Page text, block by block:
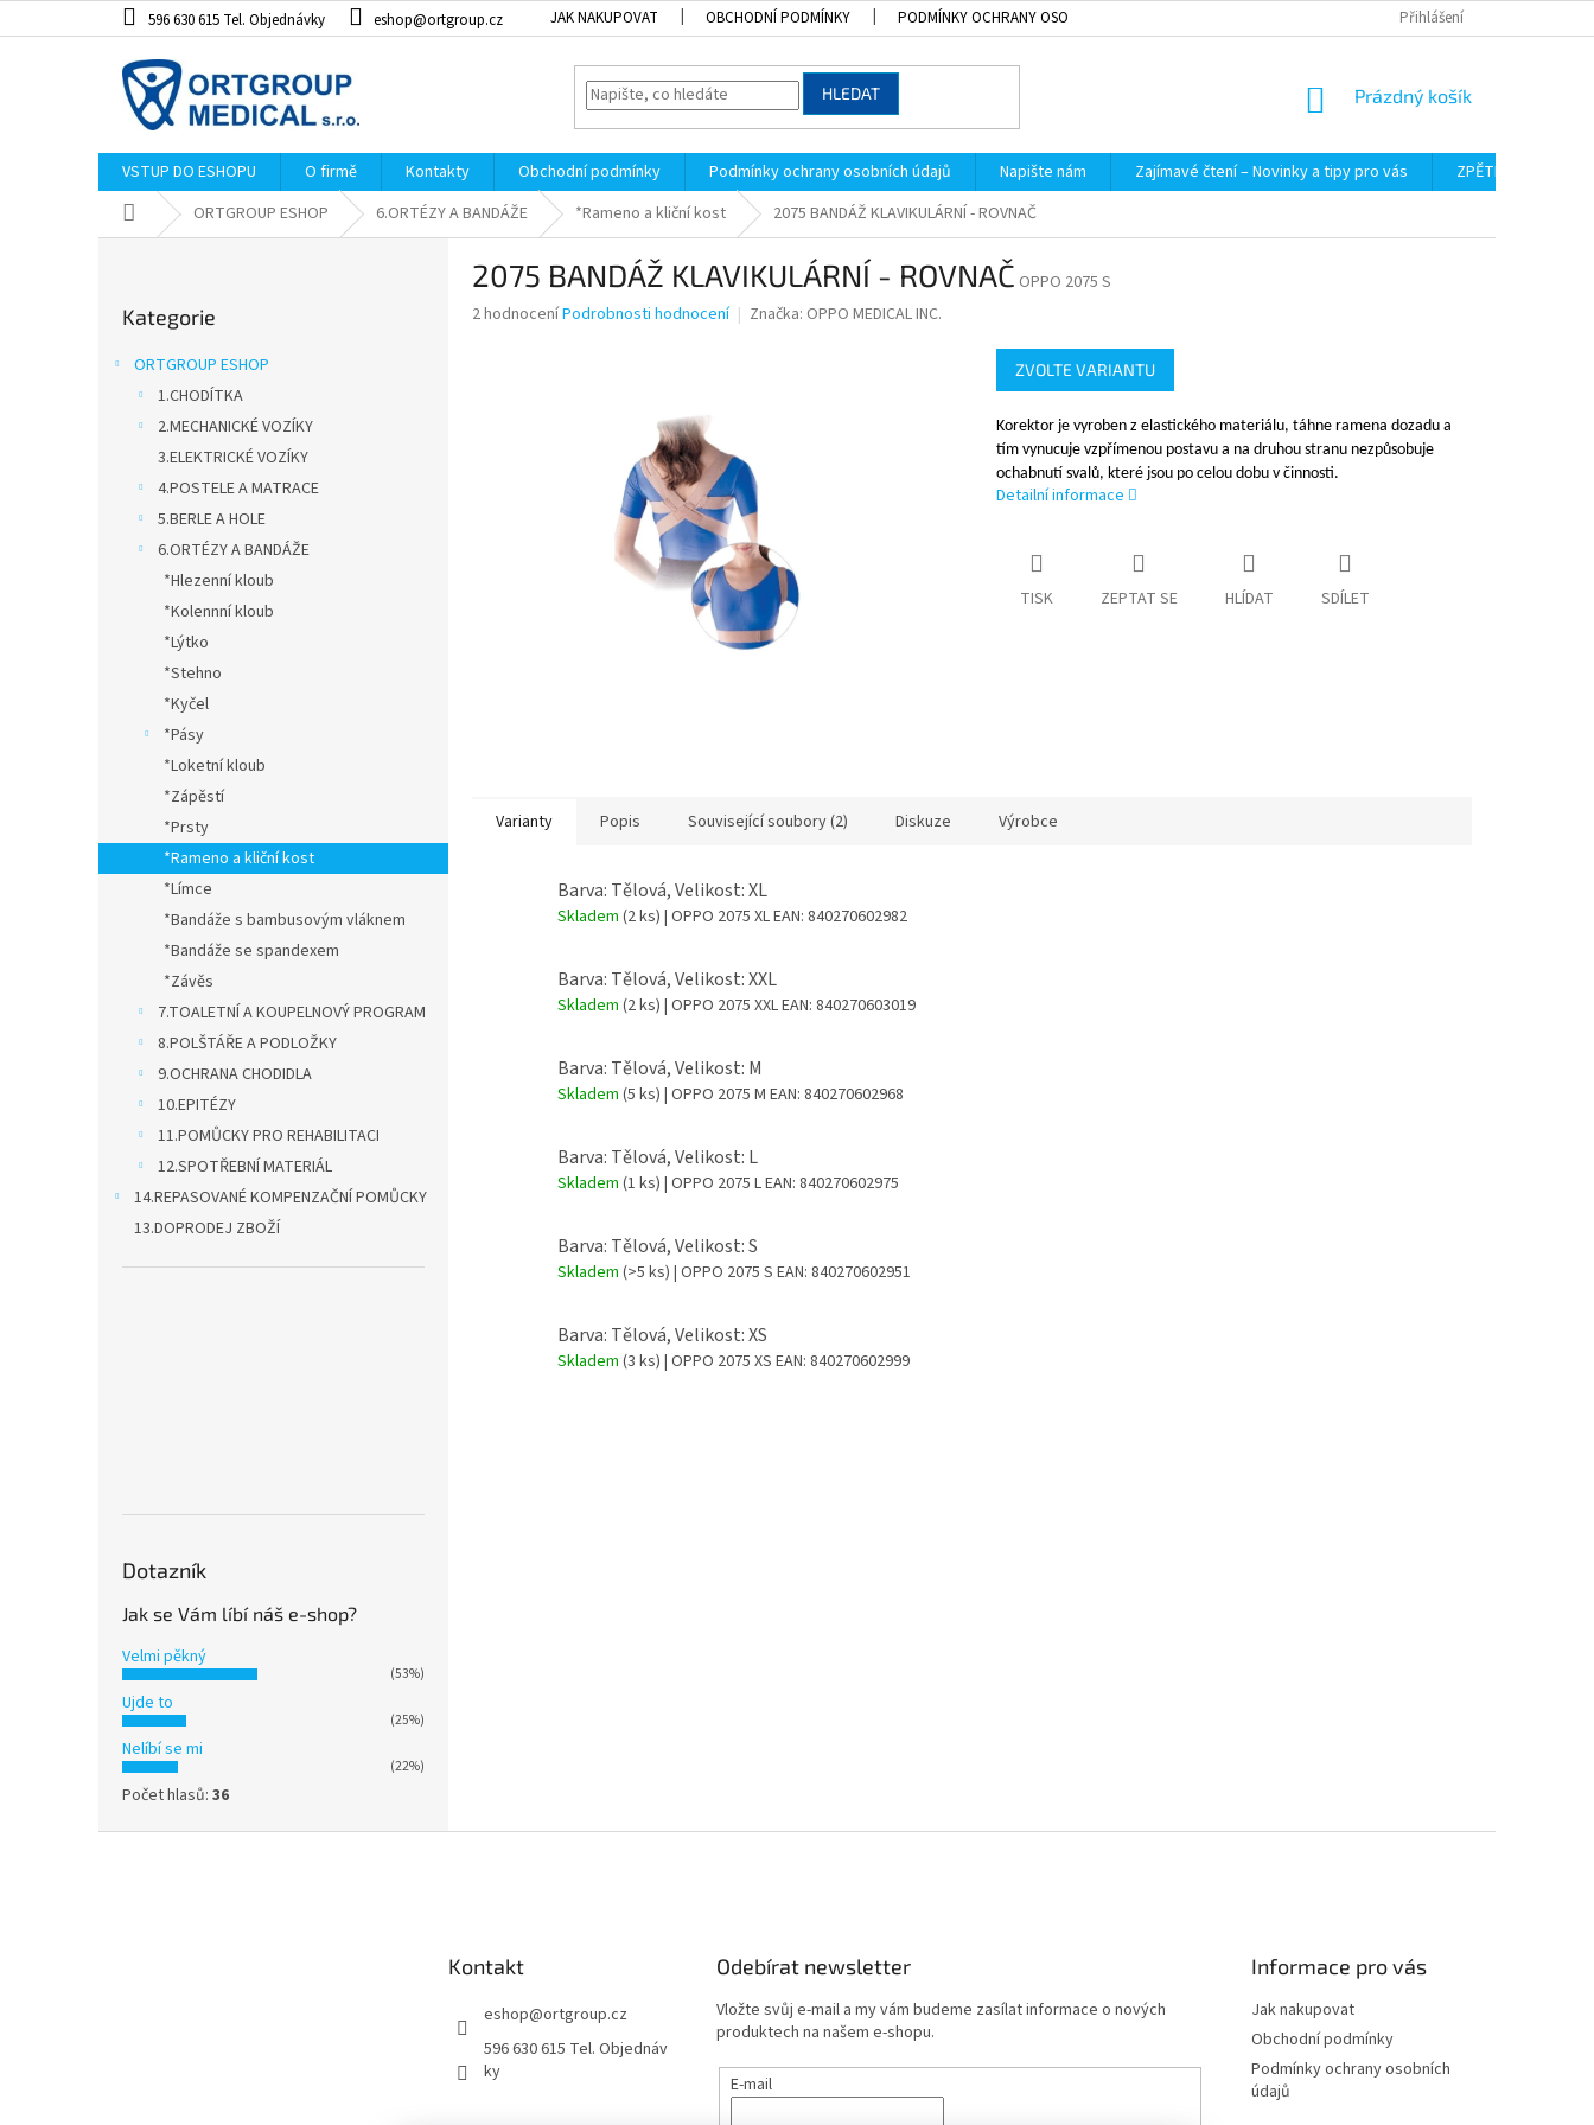
na
596 630 615 Tel. Objednávky eshop@ortgroup.cz JAK NAKUPOVAT OBCHODNÍ PODMÍNKY PODMÍNKY OCHRANY OSOBNÍCH ÚDAJŮ Přihlášení
HLEDAT
NÁKUPNÍ
Prázdný košík
VSTUP DO ESHOPU O firmě Kontakty Obchodní podmínky Podmínky ochrany osobních údajů Napište nám Zajímavé čtení – Novinky a tipy pro vás
ZPĚTNÝ ODBĚR
Domů ORTGROUP ESHOP 6.ORTÉZY A BANDÁŽE *Rameno a kliční kost 2075 BANDÁŽ KLAVIKULÁRNÍ - ROVNAČ
kategorie
Kategorie
ORTGROUP ESHOP
1.CHODÍTKA
2.MECHANICKÉ VOZÍKY
3.ELEKTRICKÉ VOZÍKY
4.POSTELE A MATRACE
5.BERLE A HOLE
6.ORTÉZY A BANDÁŽE
*Hlezenní kloub
*Kolennní kloub
*Lýtko
*Stehno
*Kyčel
*Pásy
*Loketní kloub
*Zápěstí
*Prsty
*Rameno a kliční kost
*Límce
*Bandáže s bambusovým vláknem
*Bandáže se spandexem
*Závěs
7.TOALETNÍ A KOUPELNOVÝ PROGRAM
8.POLŠTÁŘE A PODLOŽKY
9.OCHRANA CHODIDLA
10.EPITÉZY
11.POMŮCKY PRO REHABILITACI
12.SPOTŘEBNÍ MATERIÁL
14.REPASOVANÉ KOMPENZAČNÍ POMŮCKY
13.DOPRODEJ ZBOŽÍ
Dotazník
Jak se Vám líbí náš e-shop?
Velmi pěkný
(53%)
Ujde to
(25%)
Nelíbí se mi
(22%)
Počet hlasů: 36
2075 BANDÁŽ KLAVIKULÁRNÍ - ROVNAČ OPPO 2075 S
Průměrné
2 hodnoceníPodrobnosti hodnocení Značka: OPPO MEDICAL INC.
ZVOLTE VARIANTU
Korektor je vyroben z elastického materiálu, táhne ramena dozadu a
tím vynucuje vzpřímenou postavu a na druhou stranu nezpůsobuje
ochabnutí svalů, které jsou po celou dobu v činnosti.
Detailní informace
TISK ZEPTAT SE HLÍDAT SDÍLET
Varianty Popis Související soubory (2) Diskuze Výrobce
Barva: Tělová, Velikost: XL
Skladem (2 ks) | OPPO 2075 XLEAN: 840270602982
Barva: Tělová, Velikost: XXL
Skladem (2 ks) | OPPO 2075 XXLEAN: 840270603019
Barva: Tělová, Velikost: M
Skladem (5 ks) | OPPO 2075 M EAN: 840270602968
Barva: Tělová, Velikost: L
Skladem (1 ks) | OPPO 2075 LEAN: 840270602975
Barva: Tělová, Velikost: S
Skladem (>5 ks) | OPPO 2075 S EAN: 840270602951
Barva: Tělová, Velikost: XS
Skladem (3 ks) | OPPO 2075 XS EAN: 840270602999
Kontakt
eshop@ortgroup.cz
596 630 615 Tel. Objednáv
ky
Odebírat newsletter
Vložte svůj e-mail a my vám budeme zasílat informace o nových
produktech na našem e-shopu.
E-mail
Informace pro vás
Jak nakupovat
Obchodní podmínky
Podmínky ochrany osobních
údajů